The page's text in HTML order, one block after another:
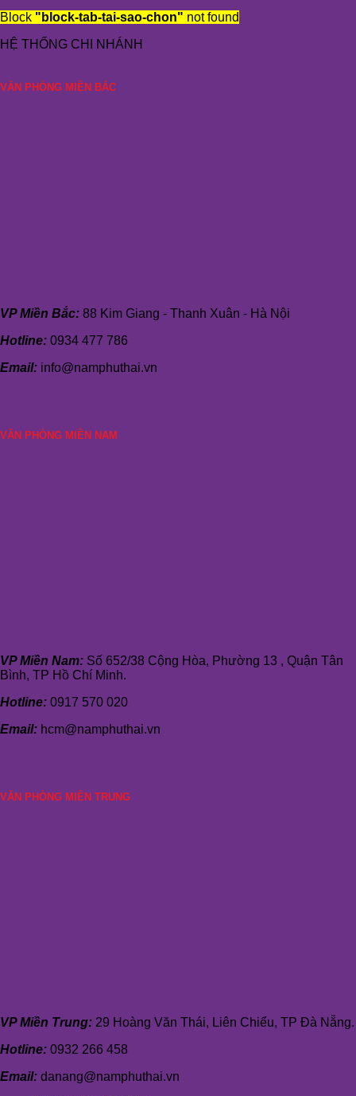
Block "block-tab-tai-sao-chon" not found
HỆ THỐNG CHI NHÁNH
VĂN PHÒNG MIỀN BẮC
VP Miền Bắc: 88 Kim Giang - Thanh Xuân - Hà Nội
Hotline: 0934 477 786
Email: info@namphuthai.vn
VĂN PHÒNG MIỀN NAM
VP Miền Nam: Số 652/38 Cộng Hòa, Phường 13 , Quận Tân
Bình, TP Hồ Chí Minh.
Hotline: 0917 570 020
Email: hcm@namphuthai.vn
VĂN PHÒNG MIỀN TRUNG
VP Miền Trung: 29 Hoàng Văn Thái, Liên Chiểu, TP Đà Nẵng.
Hotline: 0932 266 458
Email: danang@namphuthai.vn